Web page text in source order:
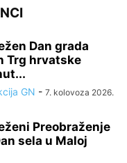
Dan grada
Trg hrvatske
GN - 7. kolovoza 2026.
Preobraženje
sela u Maloj